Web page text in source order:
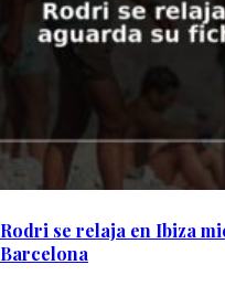
Rodri se relaja en Ibiza
Barcelona